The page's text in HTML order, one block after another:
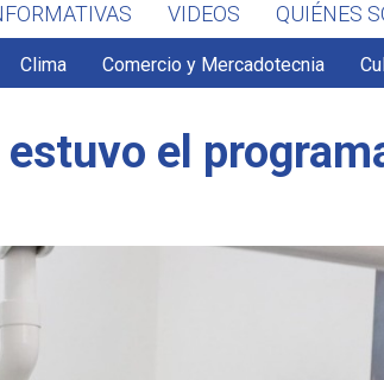
VIDEOS QUIÉNES
Clima Comercio y Mercadotecnia
el